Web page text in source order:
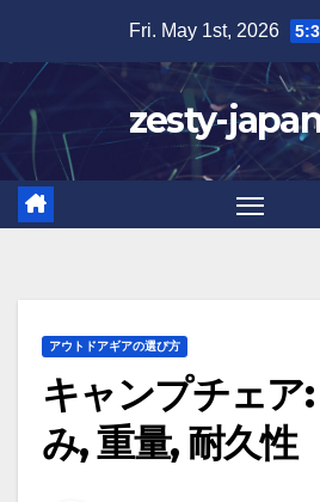
content
Fri. May 1st, 2026
zesty-
アウトドアギアの選び方
キャンプチェア
み, 重量, 耐久性